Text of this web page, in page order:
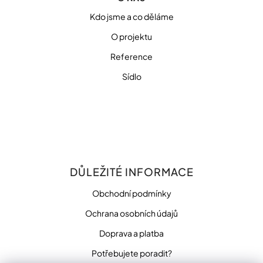
Kdo jsme a co děláme
O projektu
Reference
Sídlo
DŮLEŽITÉ INFORMACE
Obchodní podmínky
Ochrana osobních údajů
Doprava a platba
Potřebujete poradit?